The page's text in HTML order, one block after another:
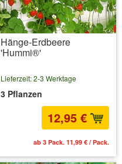
Hänge-Erdbeere
'Hummi®'
Lieferzeit: 2-3 Werktage
3 Pflanzen
12,95 €
ab 3 Pack. 11,99 € / Pack.